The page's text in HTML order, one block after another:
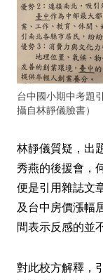
台中國小期中考題
攝自林靜儀臉書）
林靜儀質疑，出
秀燕的後援會，
便是引用雜誌文
及台中房價漲幅
間表示反感的並
對此校方解釋，